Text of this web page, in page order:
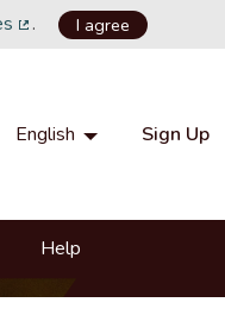
(External link)
. I agree
English Choisir la langue
Sign Up
Help